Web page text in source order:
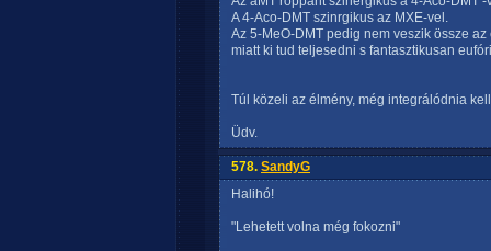
A 4-Aco-DMT szinrgikus az MXE-vel.
Az 5-MeO-DMT pedig nem veszik össze
miatt ki tud teljesedni s fantasztikusan
Túl közeli az élmény, még integrálódnia
Üdv.
578. SandyG
Halihó!
"Lehetett volna még fokozni"